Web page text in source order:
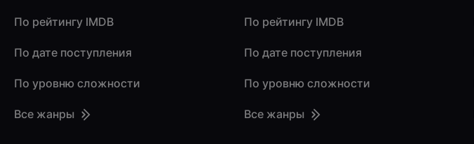
По рейтингу IMDB
По дате поступления
По уровню сложности
Все жанры
По рейтингу IMDB
По дате поступления
По уровню сложности
Все жанры